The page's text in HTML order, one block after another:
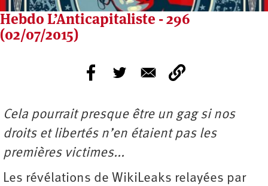
Hebdo L’Anticapitaliste - 296
(02/07/2015)
Cela pourrait presque être un gag si nos
droits et libertés n’en étaient pas les
premières victimes...
Les révélations de WikiLeaks relayées par